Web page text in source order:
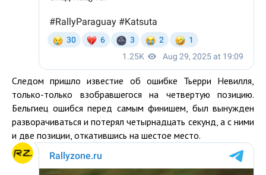
Следом пришло известие об ошибке Тьерри Невилля,
только-только взобравшегося на четвертую позицию.
Бельгиец ошибся перед самым финишем, был вынужден
разворачиваться и потерял четырнадцать секунд, а с ними
и две позиции, откатившись на шестое место.